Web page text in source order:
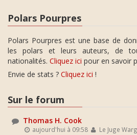
Polars Pourpres
Polars Pourpres est une base de
les polars et leurs auteurs, de
nationalités. Cliquez ici pour en savoir
Envie de stats ? Cliquez ici !
Sur le forum
Thomas H. Cook
aujourd'hui à 09:58 Le Juge